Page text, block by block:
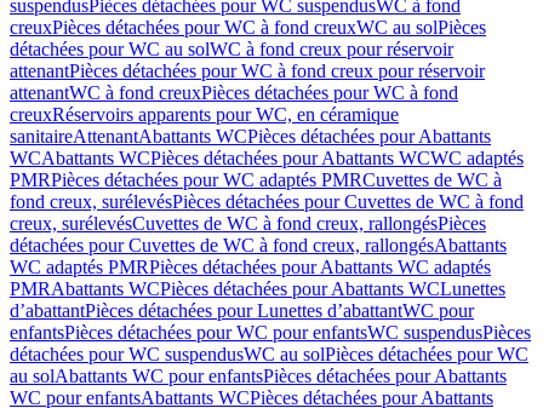
suspendusPièces détachées pour WC suspendusWC à fond
creuxPièces détachées pour WC à fond creuxWC au solPièces
détachées pour WC au solWC à fond creux pour réservoir
attenantPièces détachées pour WC à fond creux pour réservoir
attenantWC à fond creuxPièces détachées pour WC à fond
creuxRéservoirs apparents pour WC, en céramique
sanitaireAttenantAbattants WCPièces détachées pour Abattants
WCAbattants WCPièces détachées pour Abattants WCWC adaptés
PMRPièces détachées pour WC adaptés PMRCuvettes de WC à
fond creux, surélevésPièces détachées pour Cuvettes de WC à fond
creux, surélevésCuvettes de WC à fond creux, rallongésPièces
détachées pour Cuvettes de WC à fond creux, rallongésAbattants
WC adaptés PMRPièces détachées pour Abattants WC adaptés
PMRAbattants WCPièces détachées pour Abattants WCLunettes
d’abattantPièces détachées pour Lunettes d’abattantWC pour
enfantsPièces détachées pour WC pour enfantsWC suspendusPièces
détachées pour WC suspendusWC au solPièces détachées pour WC
au solAbattants WC pour enfantsPièces détachées pour Abattants
WC pour enfantsAbattants WCPièces détachées pour Abattants